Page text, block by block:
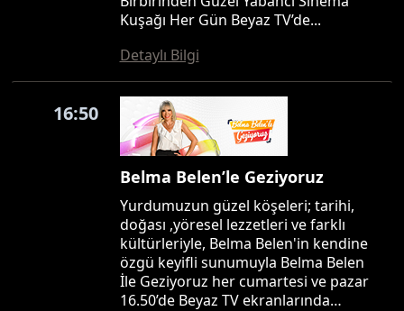
Kuşağı Her Gün Beyaz TV’de...
Detaylı Bilgi
16:50
Belma Belen’le Geziyoruz
Yurdumuzun güzel köşeleri; tarihi,
doğası ,yöresel lezzetleri ve farklı
kültürleriyle, Belma Belen'in kendine
özgü keyifli sunumuyla Belma Belen
İle Geziyoruz her cumartesi ve pazar
16.50’de Beyaz TV ekranlarında…